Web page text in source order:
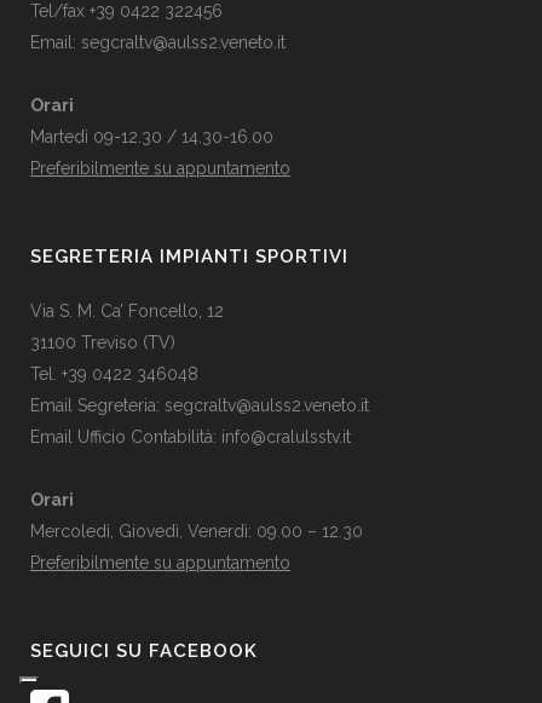
Tel/fax +39 0422 322456
Email: segcraltv@aulss2.veneto.it
Orari
Martedì 09-12.30 / 14.30-16.00
Preferibilmente su appuntamento
SEGRETERIA IMPIANTI SPORTIVI
Via S. M. Ca’ Foncello, 12
31100 Treviso (TV)
Tel. +39 0422 346048
Email Segreteria: segcraltv@aulss2.veneto.it
Email Ufficio Contabilità: info@cralulsstv.it
Orari
Mercoledì, Giovedì, Venerdì: 09.00 – 12.30
Preferibilmente su appuntamento
SEGUICI SU FACEBOOK